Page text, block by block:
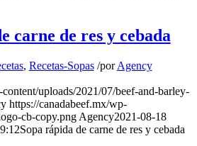
carne de res y cebada
, Recetas-Sopas /porAgency
uploads/2021/07/beef-and-barley-
https://canadabeef.mx/wp-
cb-copy.png Agency2021-08-18
Sopa rápida de carne de res y cebada